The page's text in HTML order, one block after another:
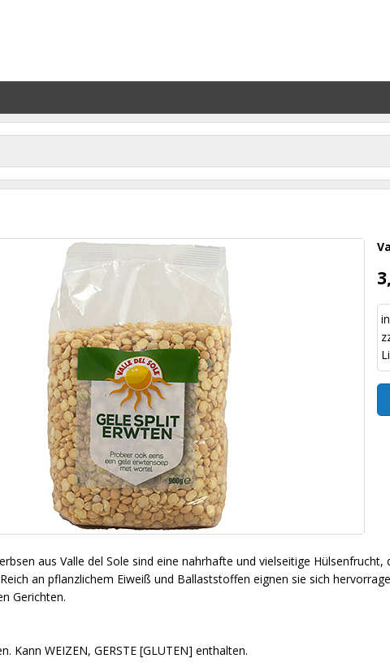
3,
aus Valle del Sole sind eine nahrhafte und vielseitige
an pflanzlichem Eiweiß und Ballaststoffen eignen sie sich
Gerichten.
Kann WEIZEN, GERSTE [GLUTEN] enthalten.